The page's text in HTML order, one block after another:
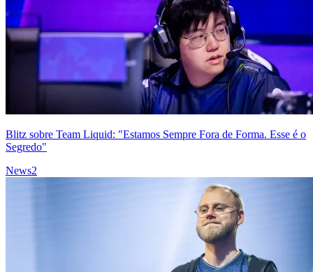
Blitz sobre Team Liquid: "Estamos Sempre Fora de Forma. Esse é o
Segredo"
News2